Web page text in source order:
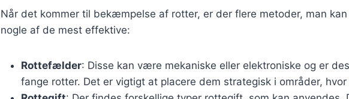
Når det kommer til bekæmpelse af rotter, er der flere metoder, man
nogle af de mest effektive:
Rottefælder: Disse kan være mekaniske eller elektroniske og er
fange rotter. Det er vigtigt at placere dem strategisk i områder,